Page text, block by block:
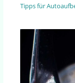
Tipps für